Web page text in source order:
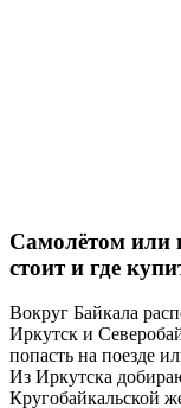
Самолётом или
стоит и где
Вокруг Байкала
Иркутск и
попасть на поезде
Из Иркутска
Кругобайкальской